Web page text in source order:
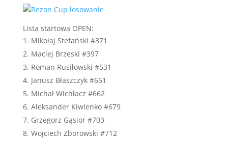
Lista startowa OPEN:
Mikołaj Stefański #371
Maciej Brzeski #397
Roman Rusiłowski #531
Janusz Błaszczyk #651
Michał Wichłacz #662
Aleksander Kiwlenko #679
Grzegorz Gąsior #703
Wojciech Zborowski #712